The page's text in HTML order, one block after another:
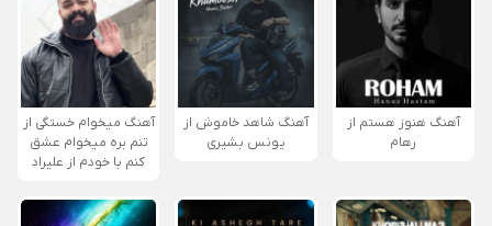
آهنگ هنوز هستم از
رهام
آهنگ شاهد خاموش از
یونس بشیری
آهنگ میخوام خستگی از
تنم بره میخوام عشق
کنم با خودم از علیراد